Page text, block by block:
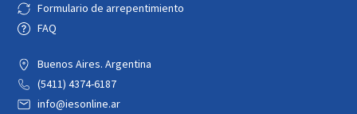
Formulario de arrepentimiento
FAQ
Buenos Aires. Argentina
(5411) 4374-6187
info@iesonline.ar